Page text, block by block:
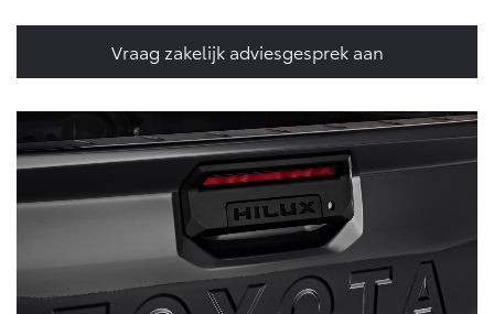
Vraag zakelijk adviesgesprek aan